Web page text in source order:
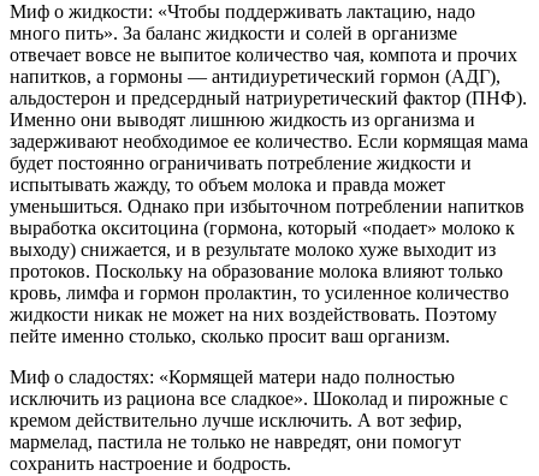
Миф о жидкости: «Чтобы поддерживать лактацию, надо
много пить». За баланс жидкости и солей в организме
отвечает вовсе не выпитое количество чая, компота и прочих
напитков, а гормоны — антидиуретический гормон (АДГ),
альдостерон и предсердный натриуретический фактор (ПНФ).
Именно они выводят лишнюю жидкость из организма и
задерживают необходимое ее количество. Если кормящая мама
будет постоянно ограничивать потребление жидкости и
испытывать жажду, то объем молока и правда может
уменьшиться. Однако при избыточном потреблении напитков
выработка окситоцина (гормона, который «подает» молоко к
выходу) снижается, и в результате молоко хуже выходит из
протоков. Поскольку на образование молока влияют только
кровь, лимфа и гормон пролактин, то усиленное количество
жидкости никак не может на них воздействовать. Поэтому
пейте именно столько, сколько просит ваш организм.
Миф о сладостях: «Кормящей матери надо полностью
исключить из рациона все сладкое». Шоколад и пирожные с
кремом действительно лучше исключить. А вот зефир,
мармелад, пастила не только не навредят, они помогут
сохранить настроение и бодрость.